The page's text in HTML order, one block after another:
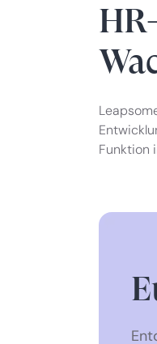
Funktion